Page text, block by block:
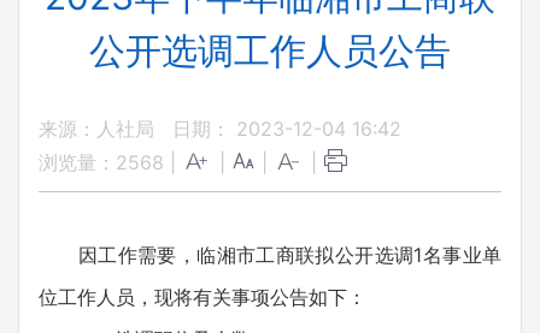
公开选调工作人员公告
来源：人社局
日期： 2023-12-04 16:42
浏览量： 2568
因工作需要，临湘市工商联拟公开选调1名事业单
位工作人员，现将有关事项公告如下：